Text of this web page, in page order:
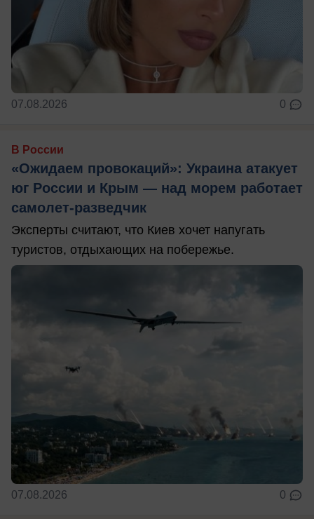
07.08.2026 0
В России
«Ожидаем провокаций»: Украина атакует
юг России и Крым — над морем работает
самолет-разведчик
Эксперты считают, что Киев хочет напугать
туристов, отдыхающих на побережье.
07.08.2026 0